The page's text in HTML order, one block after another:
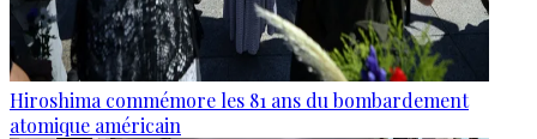
Hiroshima commémore les 81 ans du bombardement
atomique américain